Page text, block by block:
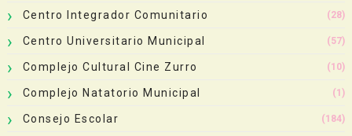
Centro Integrador Comunitario (28)
Centro Universitario Municipal (57)
Complejo Cultural Cine Zurro (10)
Complejo Natatorio Municipal (1)
Consejo Escolar (184)